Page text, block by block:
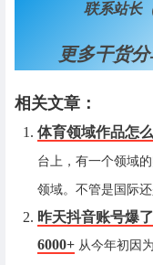
联系站长
更多干货
相关文章：
体育领域作品怎
台上，有一个领域
领域。不管是国际
昨天抖音账号爆
6000+ 从今年初因